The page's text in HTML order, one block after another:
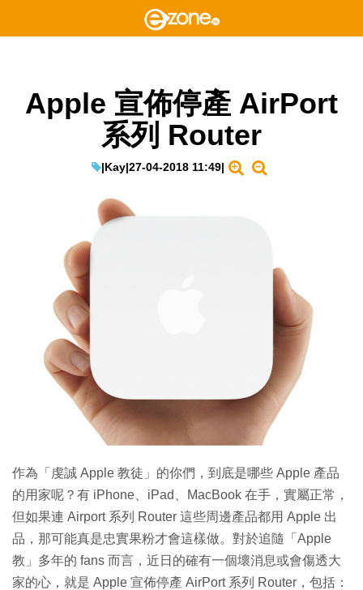
Apple 宣佈停產 AirPort
系列 Router
|Kay|27-04-2018 11:49|
作為「虔誠 Apple 教徒」的你們，到底是哪些 Apple 產品
的用家呢？有 iPhone、iPad、MacBook 在手，實屬正常，
但如果連 Airport 系列 Router 這些周邊產品都用 Apple 出
品，那可能真是忠實果粉才會這樣做。對於追隨「Apple
教」多年的 fans 而言，近日的確有一個壞消息或會傷透大
家的心，就是 Apple 宣佈停產 AirPort 系列 Router，包括：